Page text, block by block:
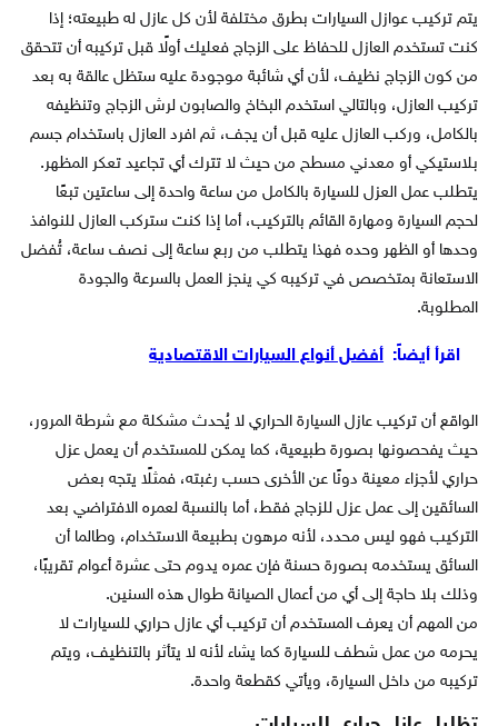
يتم تركيب عوازل السيارات بطرق مختلفة لأن كل عازل له طبيعته؛ إذا
كنت تستخدم العازل للحفاظ على الزجاج فعليك أولًا قبل تركيبه أن تتحقق
من كون الزجاج نظيف، لأن أي شائبة موجودة عليه ستظل عالقة به بعد
تركيب العازل، وبالتالي استخدم البخاخ والصابون لرش الزجاج وتنظيفه
بالكامل، وركب العازل عليه قبل أن يجف، ثم افرد العازل باستخدام جسم
بلاستيكي أو معدني مسطح من حيث لا تترك أي تجاعيد تعكر المظهر.
يتطلب عمل العزل للسيارة بالكامل من ساعة واحدة إلى ساعتين تبعًا
لحجم السيارة ومهارة القائم بالتركيب، أما إذا كنت ستركب العازل للنوافذ
وحدها أو الظهر وحده فهذا يتطلب من ربع ساعة إلى نصف ساعة، تُفضل
الاستعانة بمتخصص في تركيبه كي ينجز العمل بالسرعة والجودة
المطلوبة.
اقرأ أيضاً: أفضل أنواع السيارات الاقتصادية
الواقع أن تركيب عازل السيارة الحراري لا يُحدث مشكلة مع شرطة المرور،
حيث يفحصونها بصورة طبيعية، كما يمكن للمستخدم أن يعمل عزل
حراري لأجزاء معينة دونًا عن الأخرى حسب رغبته، فمثلًا يتجه بعض
السائقين إلى عمل عزل للزجاج فقط، أما بالنسبة لعمره الافتراضي بعد
التركيب فهو ليس محدد، لأنه مرهون بطبيعة الاستخدام، وطالما أن
السائق يستخدمه بصورة حسنة فإن عمره يدوم حتى عشرة أعوام تقريبًا،
وذلك بلا حاجة إلى أي من أعمال الصيانة طوال هذه السنين.
من المهم أن يعرف المستخدم أن تركيب أي عازل حراري للسيارات لا
يحرمه من عمل شطف للسيارة كما يشاء لأنه لا يتأثر بالتنظيف، ويتم
تركيبه من داخل السيارة، ويأتي كقطعة واحدة.